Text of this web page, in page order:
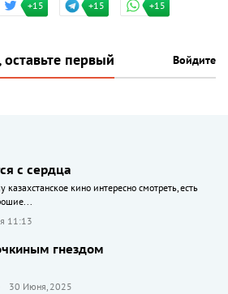
+15 +15 +15
первый Войдите
с сердца
казахстанское кино интересно смотреть, есть
11:13
гнездом
30 Июня, 2025